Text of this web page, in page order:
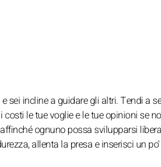
sei incline a guidare gli altri. Tendi a
le tue voglie e le tue opinioni se
ognuno possa svilupparsi
allenta la presa e inserisci un